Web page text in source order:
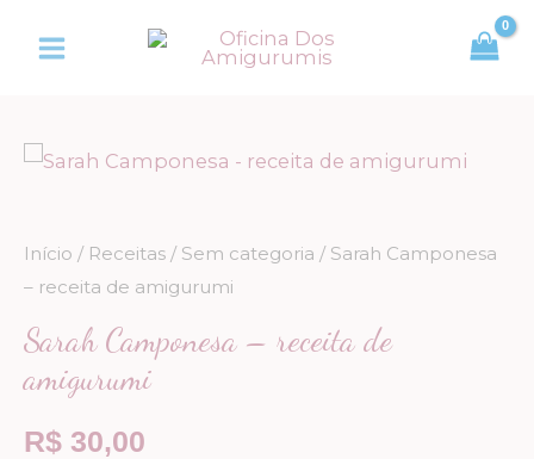
para
Início / Receitas / Sem categoria / Sarah Camponesa
– receita de amigurumi
Sarah Camponesa – receita de
amigurumi
R$ 30,00
Sarah
receita
amigurumi
quantidade